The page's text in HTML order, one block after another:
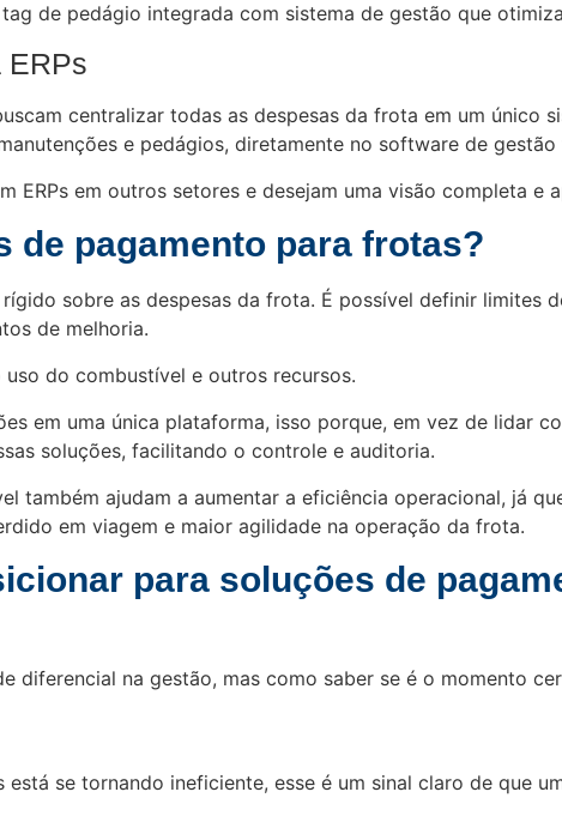
de pedágio integrada com sistema de gestão que
ERPs
centralizar todas as despesas da frota em um único
e pedágios, diretamente no software de gestão
ERPs em outros setores e desejam uma visão completa e
de pagamento para frotas?
sobre as despesas da frota. É possível definir limites
de melhoria.
do combustível e outros recursos.
em uma única plataforma, isso porque, em vez de lidar
soluções, facilitando o controle e auditoria.
também ajudam a aumentar a eficiência operacional, já
em viagem e maior agilidade na operação da frota.
para soluções de
na gestão, mas como saber se é o momento
se tornando ineficiente, esse é um sinal claro de que